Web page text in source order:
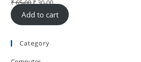
₹65-00Original
price
was:
₹30-00Current
price
is:
Add to cart
Category